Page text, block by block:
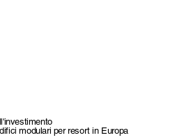
modulari per resort in Europa